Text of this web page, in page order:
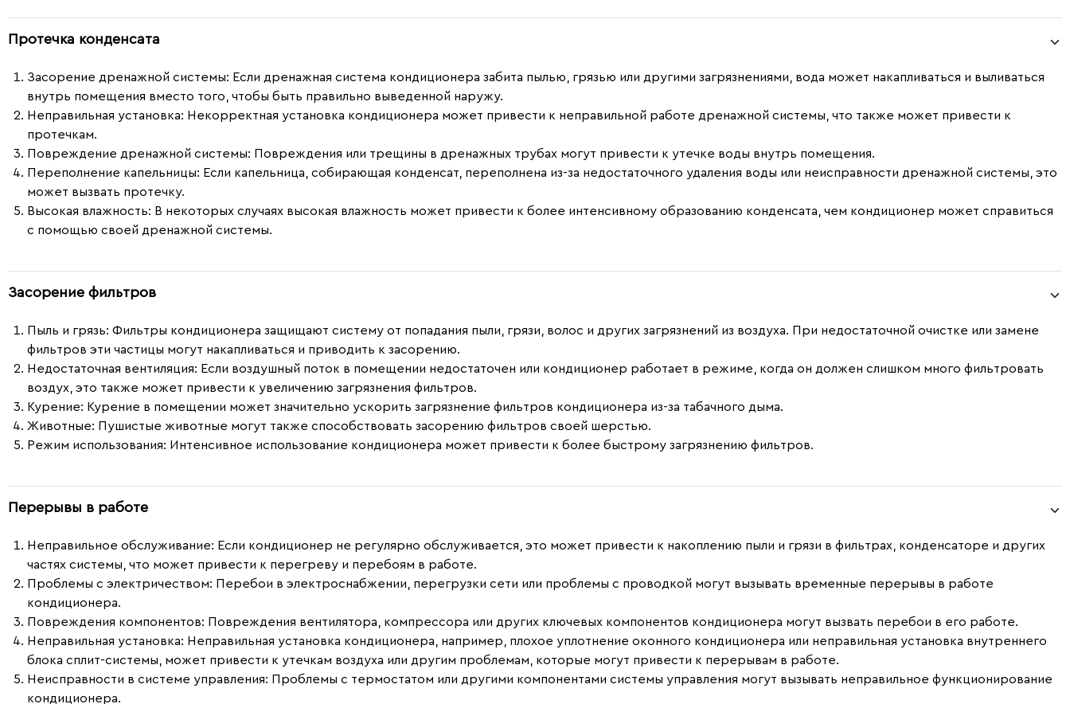
Протечка конденсата
Засорение дренажной системы: Если дренажная система кондиционера забита пылью, грязью или другими загрязнениями, вода может накапливаться и выливаться
внутрь помещения вместо того, чтобы быть правильно выведенной наружу.
Неправильная установка: Некорректная установка кондиционера может привести к неправильной работе дренажной системы, что также может привести к
протечкам.
Повреждение дренажной системы: Повреждения или трещины в дренажных трубах могут привести к утечке воды внутрь помещения.
Переполнение капельницы: Если капельница, собирающая конденсат, переполнена из-за недостаточного удаления воды или неисправности дренажной системы, это
может вызвать протечку.
Высокая влажность: В некоторых случаях высокая влажность может привести к более интенсивному образованию конденсата, чем кондиционер может справиться
с помощью своей дренажной системы.
Засорение фильтров
Пыль и грязь: Фильтры кондиционера защищают систему от попадания пыли, грязи, волос и других загрязнений из воздуха. При недостаточной очистке или замене
фильтров эти частицы могут накапливаться и приводить к засорению.
Недостаточная вентиляция: Если воздушный поток в помещении недостаточен или кондиционер работает в режиме, когда он должен слишком много фильтровать
воздух, это также может привести к увеличению загрязнения фильтров.
Курение: Курение в помещении может значительно ускорить загрязнение фильтров кондиционера из-за табачного дыма.
Животные: Пушистые животные могут также способствовать засорению фильтров своей шерстью.
Режим использования: Интенсивное использование кондиционера может привести к более быстрому загрязнению фильтров.
Перерывы в работе
Неправильное обслуживание: Если кондиционер не регулярно обслуживается, это может привести к накоплению пыли и грязи в фильтрах, конденсаторе и других
частях системы, что может привести к перегреву и перебоям в работе.
Проблемы с электричеством: Перебои в электроснабжении, перегрузки сети или проблемы с проводкой могут вызывать временные перерывы в работе
кондиционера.
Повреждения компонентов: Повреждения вентилятора, компрессора или других ключевых компонентов кондиционера могут вызвать перебои в его работе.
Неправильная установка: Неправильная установка кондиционера, например, плохое уплотнение оконного кондиционера или неправильная установка внутреннего
блока сплит-системы, может привести к утечкам воздуха или другим проблемам, которые могут привести к перерывам в работе.
Неисправности в системе управления: Проблемы с термостатом или другими компонентами системы управления могут вызывать неправильное функционирование
кондиционера.